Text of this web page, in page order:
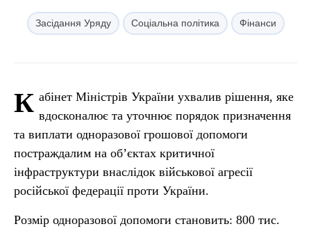
Засідання Уряду Соціальна політика Фінанси
К абінет Міністрів України ухвалив рішення, яке
вдосконалює та уточнює порядок призначення
та виплати одноразової грошової допомоги
постраждалим на об’єктах критичної
інфраструктури внаслідок військової агресії
російської федерації проти України.
Розмір одноразової допомоги становить: 800 тис.